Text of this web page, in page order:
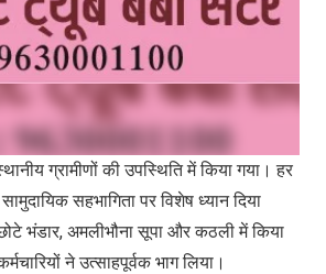
ग्रामीणों की उपस्थिति में किया गया। हर
सहभागिता पर विशेष ध्यान दिया
भंडार, अमलीभौना सूपा और कठली में किया
ने उत्साहपूर्वक भाग लिया।